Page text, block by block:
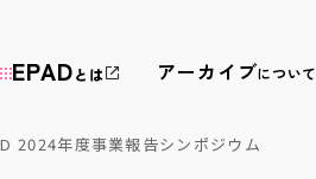
EPADとは アーカイブについて
2024年度事業報告シンポジウム